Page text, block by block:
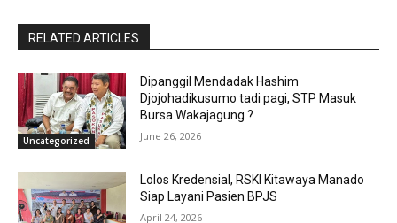
RELATED ARTICLES
Uncategorized
Dipanggil Mendadak Hashim
Djojohadikusumo tadi pagi, STP Masuk
Bursa Wakajagung ?
June 26, 2026
Lolos Kredensial, RSKI Kitawaya Manado
Siap Layani Pasien BPJS
April 24, 2026